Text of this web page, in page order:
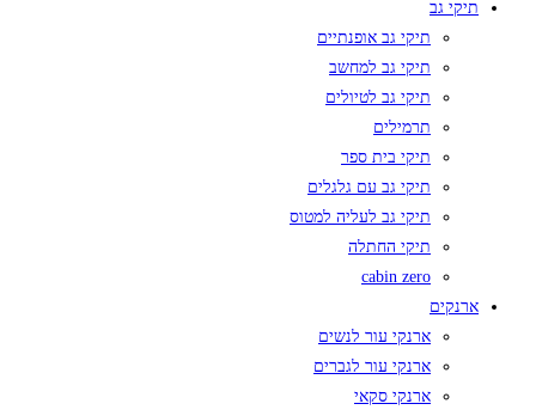
תיקי גב
תיקי גב אופנתיים
תיקי גב למחשב
תיקי גב לטיולים
תרמילים
תיקי בית ספר
תיקי גב עם גלגלים
תיקי גב לעליה למטוס
תיקי החתלה
cabin zero
ארנקים
ארנקי עור לנשים
ארנקי עור לגברים
ארנקי סקאי